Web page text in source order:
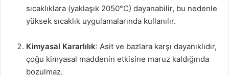
sıcaklıklara (yaklaşık 2050°C) dayanabilir, bu nedenle
yüksek sıcaklık uygulamalarında kullanılır.
Kimyasal Kararlılık: Asit ve bazlara karşı dayanıklıdır,
çoğu kimyasal maddenin etkisine maruz kaldığında
bozulmaz.